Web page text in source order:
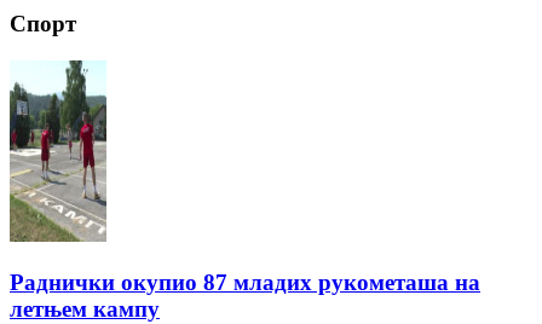
Спорт
Раднички окупио 87 младих рукометаша на
летњем кампу